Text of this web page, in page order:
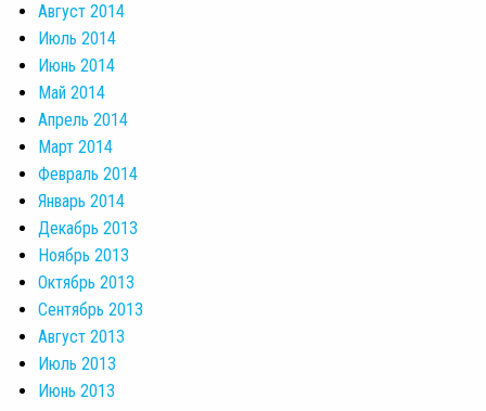
Август 2014
Июль 2014
Июнь 2014
Май 2014
Апрель 2014
Март 2014
Февраль 2014
Январь 2014
Декабрь 2013
Ноябрь 2013
Октябрь 2013
Сентябрь 2013
Август 2013
Июль 2013
Июнь 2013